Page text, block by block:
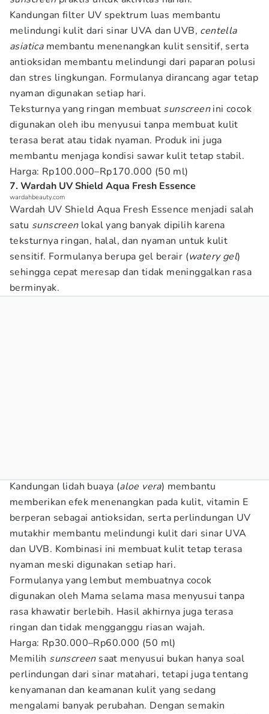
Kandungan filter UV spektrum luas membantu
melindungi kulit dari sinar UVA dan UVB, centella
asiaticamembantu menenangkan kulit sensitif, serta
antioksidan membantu melindungi dari paparan polusi
dan stres lingkungan. Formulanya dirancang agar tetap
nyaman digunakan setiap hari.
Teksturnya yang ringan membuat sunscreenini cocok
digunakan oleh ibu menyusui tanpa membuat kulit
terasa berat atau tidak nyaman. Produk ini juga
membantu menjaga kondisi sawar kulit tetap stabil.
Harga: Rp100.000–Rp170.000 (50 ml)
7. Wardah UV Shield Aqua Fresh Essence
wardahbeauty.com
Wardah UV Shield Aqua Fresh Essence menjadi salah
satu sunscreenlokal yang banyak dipilih karena
teksturnya ringan, halal, dan nyaman untuk kulit
sensitif. Formulanya berupa gel berair (watery gel)
sehingga cepat meresap dan tidak meninggalkan rasa
berminyak.
Kandungan lidah buaya (aloe vera) membantu
memberikan efek menenangkan pada kulit, vitamin E
berperan sebagai antioksidan, serta perlindungan UV
mutakhir membantu melindungi kulit dari sinar UVA
dan UVB. Kombinasi ini membuat kulit tetap terasa
nyaman meski digunakan setiap hari.
Formulanya yang lembut membuatnya cocok
digunakan oleh Mama selama masa menyusui tanpa
rasa khawatir berlebih. Hasil akhirnya juga terasa
ringan dan tidak mengganggu riasan wajah.
Harga: Rp30.000–Rp60.000 (50 ml)
Memilih sunscreensaat menyusui bukan hanya soal
perlindungan dari sinar matahari, tetapi juga tentang
kenyamanan dan keamanan kulit yang sedang
mengalami banyak perubahan. Dengan semakin